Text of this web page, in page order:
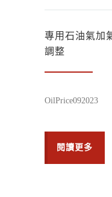
專用石油氣加
調整
OilPrice092023
閱讀更多